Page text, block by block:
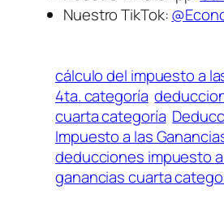
Nuestro TikTok:
cálculo del impuesto a
4ta. categoría
cuarta categoría
Impuesto a las
deducciones impuesto
ganancias cuarta